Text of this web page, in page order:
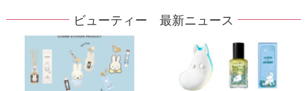
ビューティー 最新ニュース